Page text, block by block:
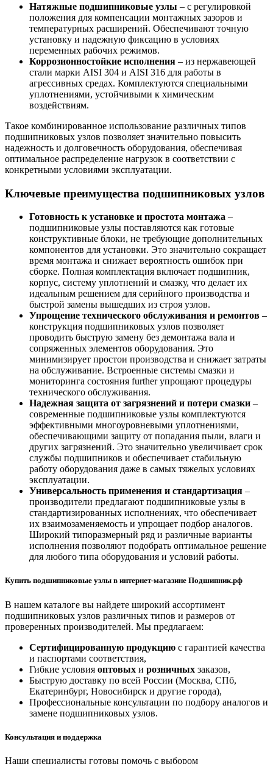
Натяжные подшипниковые узлы – с регулировкой
положения для компенсации монтажных зазоров и
температурных расширений. Обеспечивают точную
установку и надежную фиксацию в условиях
переменных рабочих режимов.
Коррозионностойкие исполнения – из нержавеющей
стали марки AISI 304 и AISI 316 для работы в
агрессивных средах. Комплектуются специальными
уплотнениями, устойчивыми к химическим
воздействиям.
Такое комбинированное использование различных типов
подшипниковых узлов позволяет значительно повысить
надежность и долговечность оборудования, обеспечивая
оптимальное распределение нагрузок в соответствии с
конкретными условиями эксплуатации.
Ключевые преимущества подшипниковых узлов
Готовность к установке и простота монтажа –
подшипниковые узлы поставляются как готовые
конструктивные блоки, не требующие дополнительных
компонентов для установки. Это значительно сокращает
время монтажа и снижает вероятность ошибок при
сборке. Полная комплектация включает подшипник,
корпус, систему уплотнений и смазку, что делает их
идеальным решением для серийного производства и
быстрой замены вышедших из строя узлов.
Упрощение технического обслуживания и ремонтов –
конструкция подшипниковых узлов позволяет
проводить быструю замену без демонтажа вала и
сопряженных элементов оборудования. Это
минимизирует простои производства и снижает затраты
на обслуживание. Встроенные системы смазки и
мониторинга состояния further упрощают процедуры
технического обслуживания.
Надежная защита от загрязнений и потери смазки –
современные подшипниковые узлы комплектуются
эффективными многоуровневыми уплотнениями,
обеспечивающими защиту от попадания пыли, влаги и
других загрязнений. Это значительно увеличивает срок
службы подшипников и обеспечивает стабильную
работу оборудования даже в самых тяжелых условиях
эксплуатации.
Универсальность применения и стандартизация –
производители предлагают подшипниковые узлы в
стандартизированных исполнениях, что обеспечивает
их взаимозаменяемость и упрощает подбор аналогов.
Широкий типоразмерный ряд и различные варианты
исполнения позволяют подобрать оптимальное решение
для любого типа оборудования и условий работы.
Купить подшипниковые узлы в интернет-магазине Подшипник.рф
В нашем каталоге вы найдете широкий ассортимент
подшипниковых узлов различных типов и размеров от
проверенных производителей. Мы предлагаем:
Сертифицированную продукцию с гарантией качества
и паспортами соответствия,
Гибкие условия оптовых и розничных заказов,
Быструю доставку по всей России (Москва, СПб,
Екатеринбург, Новосибирск и другие города),
Профессиональные консультации по подбору аналогов и
замене подшипниковых узлов.
Консультация и поддержка
Наши специалисты готовы помочь с выбором